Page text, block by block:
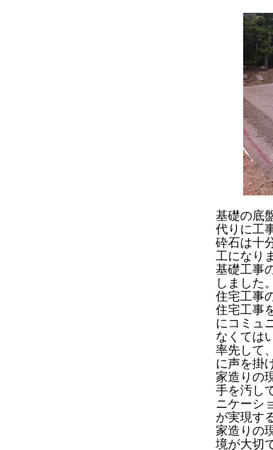
基礎の底
代りに工
砕石は十
工になり
基礎工事
しました
住宅工事
住宅工事
にコミュ
なくては
率先して
に声を掛
家造りの
手を汚し
ニケーシ
が実現す
家造りの
境が大切